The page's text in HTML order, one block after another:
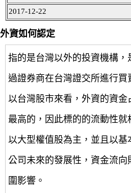
2017-12-22
外資如何認定
指的是台灣以外的投資機構
過證券商在台灣證交所進行買
以台灣股市來看，外資的資
最高的，因此標的的流動性就
以大型權值股為主，並且以
公司未來的發展性，資金流
圍影響。